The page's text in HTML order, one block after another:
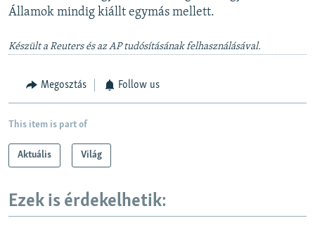
Államok mindig kiállt egymás mellett.
Készült a Reuters és az AP tudósításának felhasználásával.
Megosztás Follow us
This item is part of
Aktuális Világ
Ezek is érdekelhetik: